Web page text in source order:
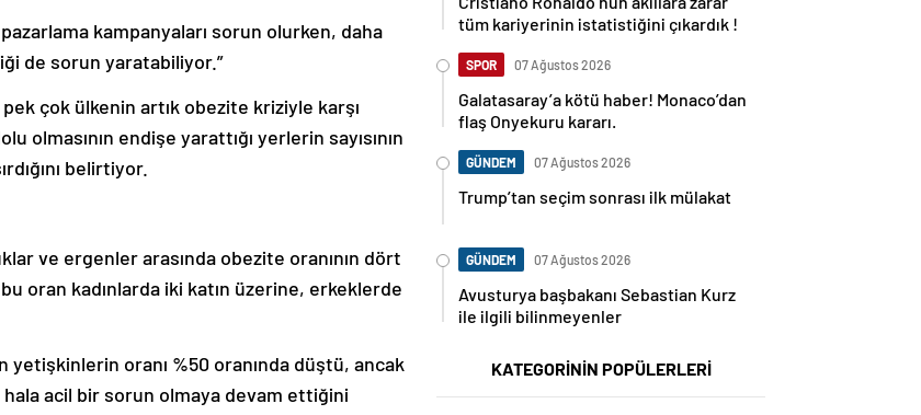
pazarlama kampanyaları sorun olurken, daha
de sorun yaratabiliyor.”
çok ülkenin artık obezite kriziyle karşı
olmasının endişe yarattığı yerlerin sayısının
belirtiyor.
ve ergenler arasında obezite oranının dört
oran kadınlarda iki katın üzerine, erkeklerde
yetişkinlerin oranı %50 oranında düştü, ancak
acil bir sorun olmaya devam ettiğini
tüm kariyerinin istatistiğini çıkardık !
SPOR 07 Ağustos 2026
Galatasaray’a kötü haber! Monaco’dan
flaş Onyekuru kararı.
GÜNDEM 07 Ağustos 2026
Trump’tan seçim sonrası ilk mülakat
GÜNDEM 07 Ağustos 2026
Avusturya başbakanı Sebastian Kurz
ile ilgili bilinmeyenler
KATEGORİNİN POPÜLERLERİ